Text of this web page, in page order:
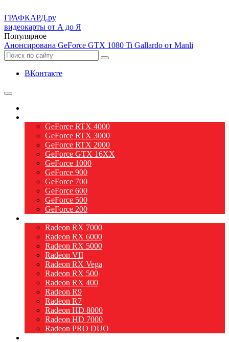
ГРАФКАРД.ру
видеокарты от А до Я
Популярное
Анонсирована GeForce GTX 1080 Ti Gallardo от Manli
ВКонтакте
GeForce RTX 4000
GeForce RTX 3000
GeForce RTX 2000
GeForce GTX 16XX
GeForce 1000
GeForce 900
GeForce 700
GeForce 600
GeForce 500
GeForce 200
Radeon RX 7000
Radeon RX 6000
Radeon RX 5000
Radeon VII
Radeon RX Vega
Radeon RX 500
Radeon RX 400
Radeon R9
Radeon R7
Radeon HD 8000
Radeon HD 7000
Radeon PRO DUO